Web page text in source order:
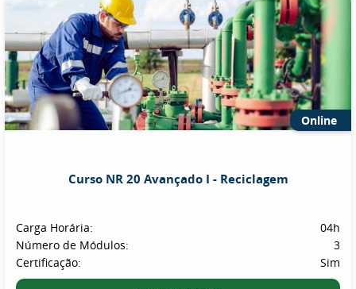
Online
Curso NR 20 Avançado I - Reciclagem
Carga Horária:
04h
Número de Módulos:
3
Certificação:
Sim